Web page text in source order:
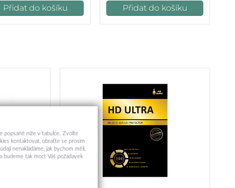
Přidat do košíku Přidat do košíku
popsané níže v tabulce. Zvolte
kontaktovat, obraťte se prosím
nenakládáme, jak bychom měli,
budeme tak moct Váš požadavek